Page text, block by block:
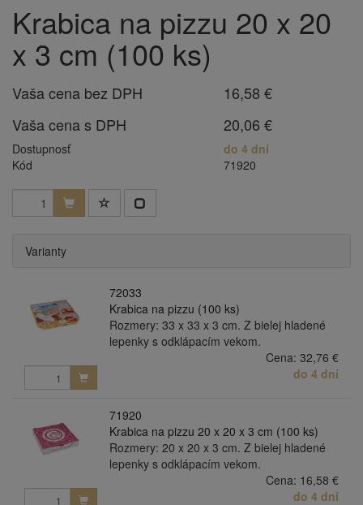
Krabica na pizzu 20 x 20
x 3 cm (100 ks)
Vaša cena bez DPH
16,58 €
Vaša cena s DPH
20,06 €
Dostupnosť
do 4 dní
Kód
71920
Varianty
72033
Krabica na pizzu (100 ks)
Rozmery: 33 x 33 x 3 cm. Z bielej hladené
lepenky s odklápacím vekom.
Cena: 32,76 €
do 4 dní
71920
Krabica na pizzu 20 x 20 x 3 cm (100 ks)
Rozmery: 20 x 20 x 3 cm. Z bielej hladené
lepenky s odklápacím vekom.
Cena: 16,58 €
do 4 dní